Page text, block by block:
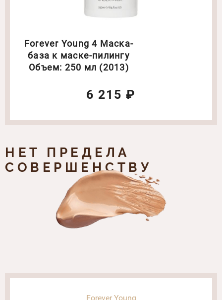
Forever Young 4 Маска-
база к маске-пилингу
Объем: 250 мл (2013)
6 215 ₽
НЕТ ПРЕДЕЛА
СОВЕРШЕНСТВУ
Forever Young